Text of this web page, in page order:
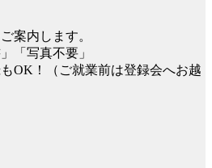
案内します。
「写真不要」
OK！（ご就業前は登録会へお越